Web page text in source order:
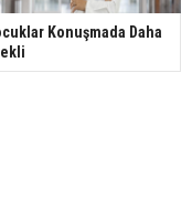
Konuşmada Daha